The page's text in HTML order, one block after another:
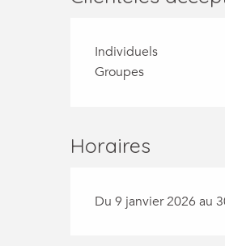
Individuels
Groupes
Horaires
Du 9 janvier 2026 au